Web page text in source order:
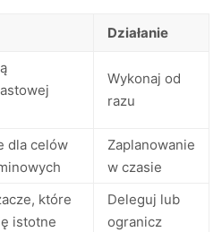
Działanie
Wykonaj od
razu
dla celów
Zaplanowanie
w czasie
które
istotne
Deleguj lub
ogranicz